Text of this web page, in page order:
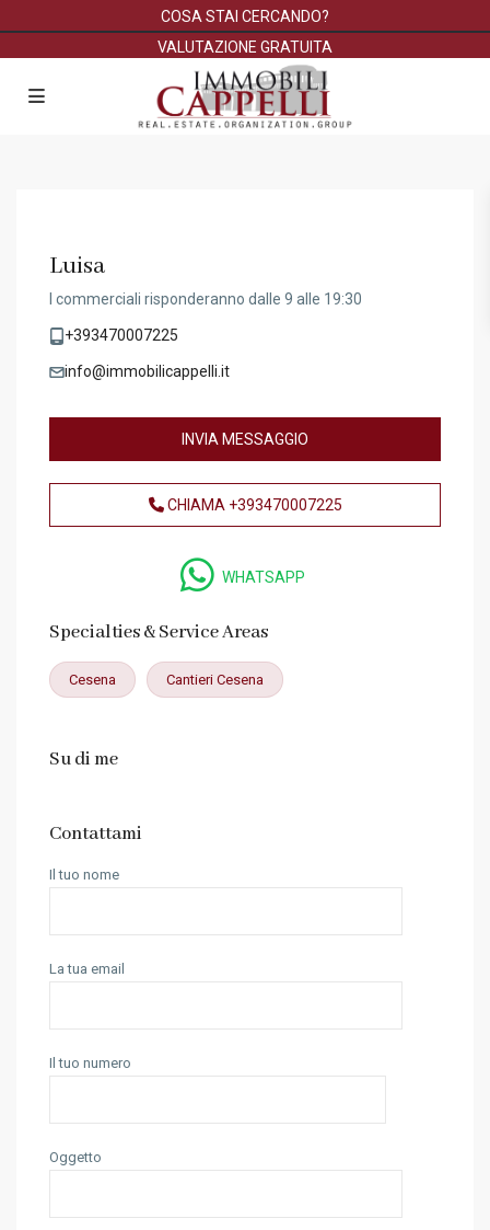
COSA STAI CERCANDO?
VALUTAZIONE GRATUITA
Luisa
I commerciali risponderanno dalle 9 alle 19:30
+393470007225
info@immobilicappelli.it
INVIA MESSAGGIO
CHIAMA +393470007225
WHATSAPP
Specialties & Service Areas
Cesena Cantieri Cesena
Su di me
Contattami
Il tuo nome
La tua email
Il tuo numero
Oggetto